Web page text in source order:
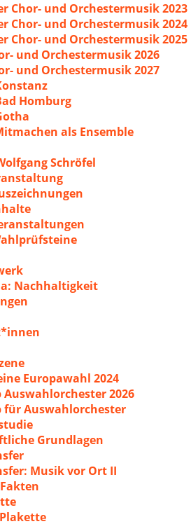
Chor- und Orchestermusik 2023
Chor- und Orchestermusik 2024
Chor- und Orchestermusik 2025
und Orchestermusik 2026
und Orchestermusik 2027
Homburg
als Ensemble
Schröfel
Nachhaltigkeit
Europawahl 2024
2026
für Auswahlorchester
Grundlagen
Musik vor Ort II